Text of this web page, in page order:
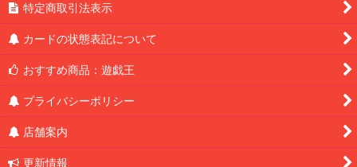
特定商取引法表示
カードの状態表記について
おすすめ商品：遊戯王
プライバシーポリシー
店舗案内
更新情報